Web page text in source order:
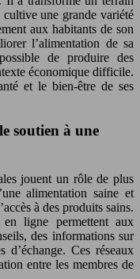
une grande variété
aux habitants de son
l’alimentation de sa
de produire des
économique difficile.
et le bien-être de ses
soutien à une
jouent un rôle de plus
alimentation saine et
à des produits sains.
ligne permettent aux
des informations sur
Ces réseaux
entre les membres de